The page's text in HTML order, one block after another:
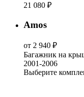
21 080 ₽
Amos
от 2 940 ₽
Багажник на
2001-2006
Выберите